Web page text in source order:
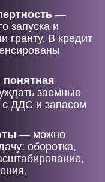
—
запуска и
гранту. В кредит
заемные
с ДДС и запасом
— можно
оборотка,